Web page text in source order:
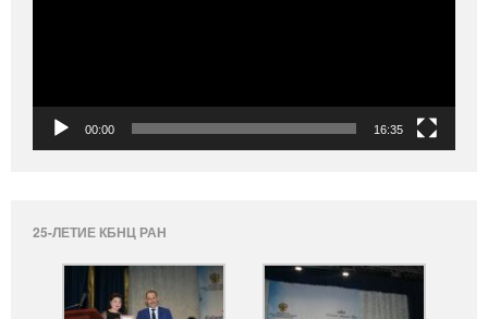
00:00 16:35
25-ЛЕТИЕ КБНЦ РАН